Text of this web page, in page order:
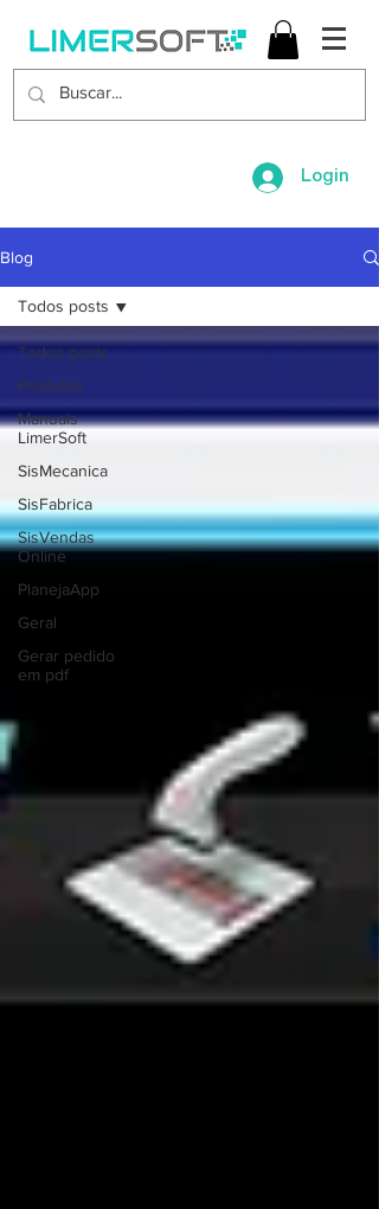
Login
Blog
Todos posts
Produtos
Manuais
LimerSoft
SisMecanica
SisFabrica
SisVendas
Online
PlanejaApp
Geral
Gerar pedido
em pdf
Todos posts